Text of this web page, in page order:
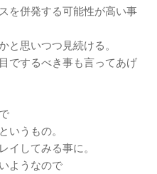
を併発する可能性が高い事
と思いつつ見続ける。
でするべき事も言ってあげ
いうもの。
イしてみる事に。
ようなので